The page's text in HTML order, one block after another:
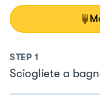
STEP 1
Sciogliete a